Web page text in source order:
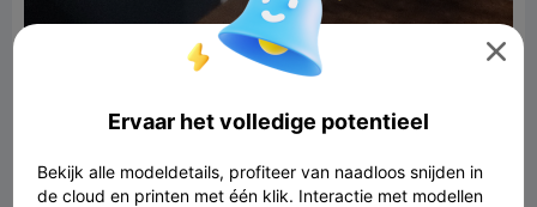

Ervaar het volledige potentieel
Bekijk alle modeldetails, profiteer van naadloos snijden in
de cloud en printen met één klik. Interactie met modellen